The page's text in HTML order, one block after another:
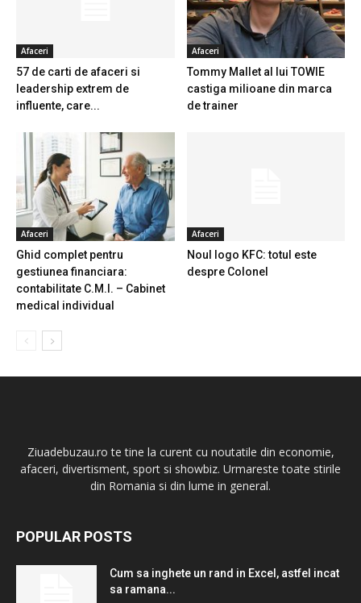
Afaceri
57 de carti de afaceri si
leadership extrem de
influente, care...
Afaceri
Tommy Mallet al lui TOWIE
castiga milioane din marca
de trainer
Afaceri
Ghid complet pentru
gestiunea financiara:
contabilitate C.M.I. – Cabinet
medical individual
Afaceri
Noul logo KFC: totul este
despre Colonel
Ziuadebuzau.ro te tine la curent cu noutatile din economie,
afaceri, divertisment, sport si showbiz. Urmareste toate stirile
din Romania si din lume in general.
POPULAR POSTS
Cum sa inghete un rand in Excel, astfel incat
sa ramana...